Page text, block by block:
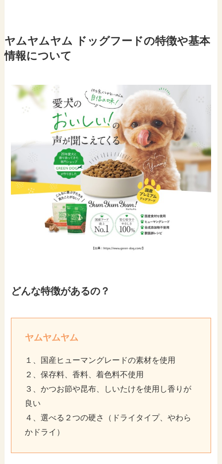
ヤムヤムヤム ドッグフードの特徴や基本
情報について
どんな特徴があるの？
ヤムヤムヤム
１、国産ヒューマングレードの素材を使用
２、保存料、香料、着色料不使用
３、かつお節や昆布、しいたけを使用し香りが
良い
４、選べる２つの硬さ（ドライタイプ、やわら
かドライ）